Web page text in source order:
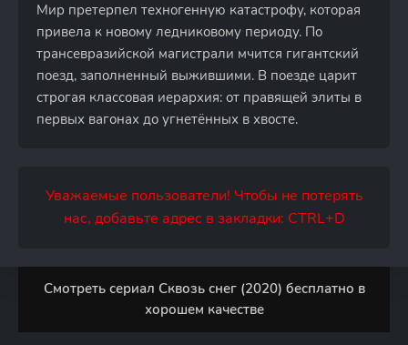
Мир претерпел техногенную катастрофу, которая
привела к новому ледниковому периоду. По
трансевразийской магистрали мчится гигантский
поезд, заполненный выжившими. В поезде царит
строгая классовая иерархия: от правящей элиты в
первых вагонах до угнетённых в хвосте.
Уважаемые пользователи! Чтобы не потерять
нас, добавьте адрес в закладки: CTRL+D
Смотреть сериал Сквозь снег (2020) бесплатно в
хорошем качестве